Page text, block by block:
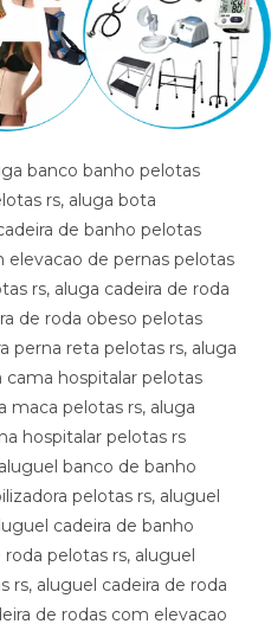
pelotas rs, vende cadeira de banho pelotas rs, vende maca pelotas rs, vende muleta pelotas rs, vende produtos hospitalares pelotas rs, vende produtos medicos pelotas rs, ,aluga andador pelotas rs, aluga banco banho pelotas rs, aluga bota imbilizadora pelotas rs, aluga bota ortopedica pelotas rs, aluga cadeira de banho pelotas rs, aluga cadeira de roda com elevacao de pernas pelotas rs, aluga cadeira de roda pelotas rs, aluga cadeira de roda gordo pelotas rs, aluga cadeira de roda obeso pelotas rs, aluga cadeira de rodas para perna reta pelotas rs, aluga cama fawler pelotas rs, aluga cama hospitalar pelotas rs, aluga diva pelotas rs, aluga maca pelotas rs, aluga muleta pelotas rs, alugar cama hospitalar pelotas rs , aluguel andador pelotas rs, aluguel banco de banho pelotas rs, aluguel bota imobilizadora pelotas rs, aluguel bota ortopedica pelotas rs, aluguel cadeira de banho pelotas rs, aluguel cadeira de roda pelotas rs, aluguel cadeira de roda gordo pelotas rs, aluguel cadeira de roda obeso pelotas rs, aluguel cadeira de rodas com elevacao de pernas pelotas rs, aluguel cadeira de rodas para perna reta pelotas rs, aluguel cama fawler pelotas rs, aluguel cama hospitalar pelotas rs, aluguel diva pelotas rs, aluguel maca pelotas rs, aluguel maca pelotas rs, aluguel muleta pelotas rs, andador pelotas rs, artigos hospitalares pelotas rs, assento para banho pelotas rs, banco para banho pelotas rs, bota imibilizadora pelotas rs, bota imobilizadora pelotas rs, bota ortopedica barata pelotas rs, bota ortopedica pelotas rs, cadeira de higiene pelotas rs, cadeira de banho pelotas rs, cadeira de higiene pelotas rs, cadeira de necessidades pelotas rs, cadeira de roda gordo pelotas rs, cadeira de roda obeso pelotas rs, cadeira de rodas aluguel pelotas rs, cadeira de rodas elevacao de pernas pelotas rs, cadeira de rodas higienica pelotas rs, cadeira de rodas para banho preco pelotas rs, cadeira de rodas para gordo pelotas rs, cadeira higienica dobravel pelotas rs, cadeira higienica preco pelotas rs, cadeira para banho preco pelotas rs, cadeira para vaso pelotas rs, cadeiras de rodas pelotas rs, calha afo ortopedica pe caido pelotas rs, calha afo ortopedica pe caido pelotas rs, calha afo ortopedica pe caido pelotas rs, cama fawler pelotas rs, cama hospitalar automatica pelotas rs, cama hospitalar pelotas rs, cama hospitalar manual pelotas rs, cedeira de rodas pelotas rs, cilindro de oxigenio medicinal pelotas rs, clinica ortopedica pelotas rs, clinica so trauma pelotas rs, colar cervical pelotas rs, diva pelotas rs, equipamentos medicos pelotas rs, fisioterapia pelotas rs, hospital pelotas rs, hospital so trauma pelotas rs, imobilizador articulado cotovelo pelotas rs, imobilizador articulado joelho pelotas rs, imobilizador articulado joelho pelotas rs, imobilizador articulado pelotas rs, joelheira pelotas rs, joelheira ortopedica brace pelotas rs, joelheira ortopedica brace pelotas rs pelotas rs, joelheira ortopedica pelotas rs, joelheira ortopedica pelotas rs, joelheira ortopedica pelotas rs, joelheira ortopedica pelotas rs, joelheira ortopedica pelotas rs, locacao andador pelotas rs, locacao banco de banho pelotas rs, locacao bota imobilizadora pelotas rs, locacao bota ortopedica pelotas rs, locacao cadeira de banho pelotas rs, locacao cadeira de roda pelotas rs, locacao cadeira de roda gordo pelotas rs, locacao cadeira de roda obeso pelotas rs, locacao cadeira de rodas elevalcao de pernas pelotas rs, locacao cama fawler pelotas rs, locacao cama hospitalar pelotas rs, locacao de cadeira de rodas pelotas rs, locacao de cadeira de rodas para perna reta pelotas rs, locacao diva pelotas rs, locacao maca pelotas rs, locacao maca pelotas rs, locacao muleta pelotas rs, locadora andador pelotas rs, locadora banco de banho pelotas rs, locadora bota imobilizadora pelotas rs, locadora bota ortopedica pelotas rs, locadora cadeira de banho pelotas rs, locadora cadeira de roda pelotas rs, locadora cadeira de roda gordo pelotas rs, locadora cadeira de roda obeso pelotas rs, locadora cadeira de rodas elevecao de pernas, locadora cadeira de rodas para perna reta pelotas rs, locadora cama fawler pelotas rs, locadora cama hospitalar pelotas rs, locadora diva pelotas rs, locadora maca pelotas rs, locadora maca pelotas rs, locadora muleta pelotas rs, loja bota ortopedica pelotas rs, loja cadeira de banho pelotas rs, loja cadeira de roda pelotas rs, loja cam